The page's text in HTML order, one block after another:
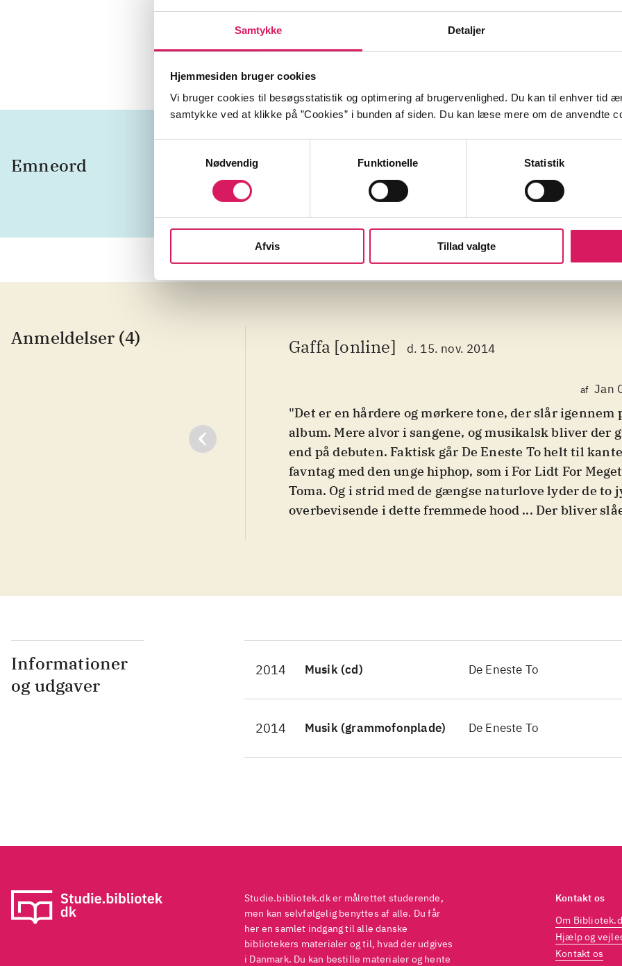
Samtykke Detaljer
Hjemmesiden bruger cookies
Vi bruger cookies til besøgsstatistik og optimering af brugervenlighed. Du kan til enhver tid
samtykke ved at klikke på ”Cookies” i bunden af siden. Du kan læse mere om de anvendte
Nødvendig
Funktionelle Statistik
Afvis Tillad valgte
Lisså Forvirret Som Før
Fyren I Ruden (Epilog)
Emneord vokal Danmark 2010'erne
Anmeldelser (4) Gaffa [online] d. 15. nov. 2014
af Jan
"Det er en hårdere og mørkere tone, der slår igennem
album. Mere alvor i sangene, og musikalsk bliver der
end på debuten. Faktisk går De Eneste To helt til
favntag med den unge hiphop, som i For Lidt For
Toma. Og i strid med de gængse naturlove lyder de to
overbevisende i dette fremmede hood ... Der bliver
Informationer
og udgaver
2014 Musik (cd) De Eneste To
2014 Musik (grammofonplade) De Eneste To
Studie.bibliotek.dk er målrettet studerende,
men kan selvfølgelig benyttes af alle. Du får
her en samlet indgang til alle danske
bibliotekers materialer og til, hvad der udgives
i Danmark. Du kan bestille materialer og hente
Kontakt os
Om
Hjælp og
Kontakt os